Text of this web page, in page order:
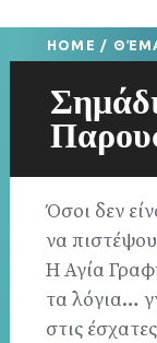
HOME /
Όσοι δεν
να
Η Αγία
τα λόγια…
στις